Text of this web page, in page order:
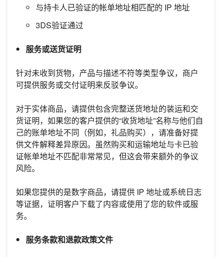
与持卡人已验证的帐单地址相匹配的 IP 地址
3DS验证通过
服务或送货证明
针对未收到货物，产品与描述不符等类型争议，商户
可提供服务或交付证明来反驳争议。
对于实体商品，请提供包含完整送货地址的装运和交
货证明，如果您的客户提供的“收货地址”名称与他们自
己的账单地址不同（例如，礼品购买），请准备好提
供文件解释差异原因。虽然购买和运输地址与卡已验
证帐单地址不匹配非常常见，但这会带来额外的争议
风险。
如果您提供的是数字商品，请提供 IP 地址或系统日志
等证据，证明客户下载了内容或使用了您的软件或服
务。
服务条款和退款政策文件